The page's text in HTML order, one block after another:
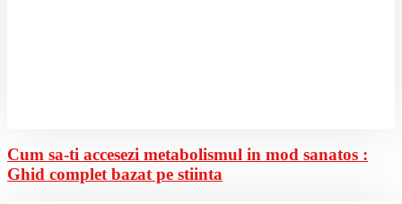
Cum sa-ti accesezi metabolismul in mod sanatos :
Ghid complet bazat pe stiinta